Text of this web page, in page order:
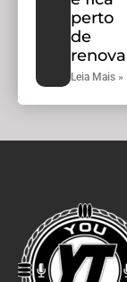
perto
de
Leia Mais »